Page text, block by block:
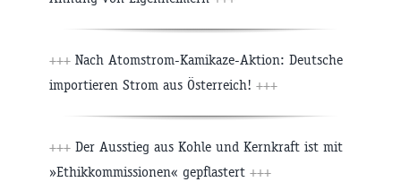
+++ Nach Atomstrom-Kamikaze-Aktion: Deutsche
importieren Strom aus Österreich! +++
+++ Der Ausstieg aus Kohle und Kernkraft ist mit
»Ethikkommissionen« gepflastert +++